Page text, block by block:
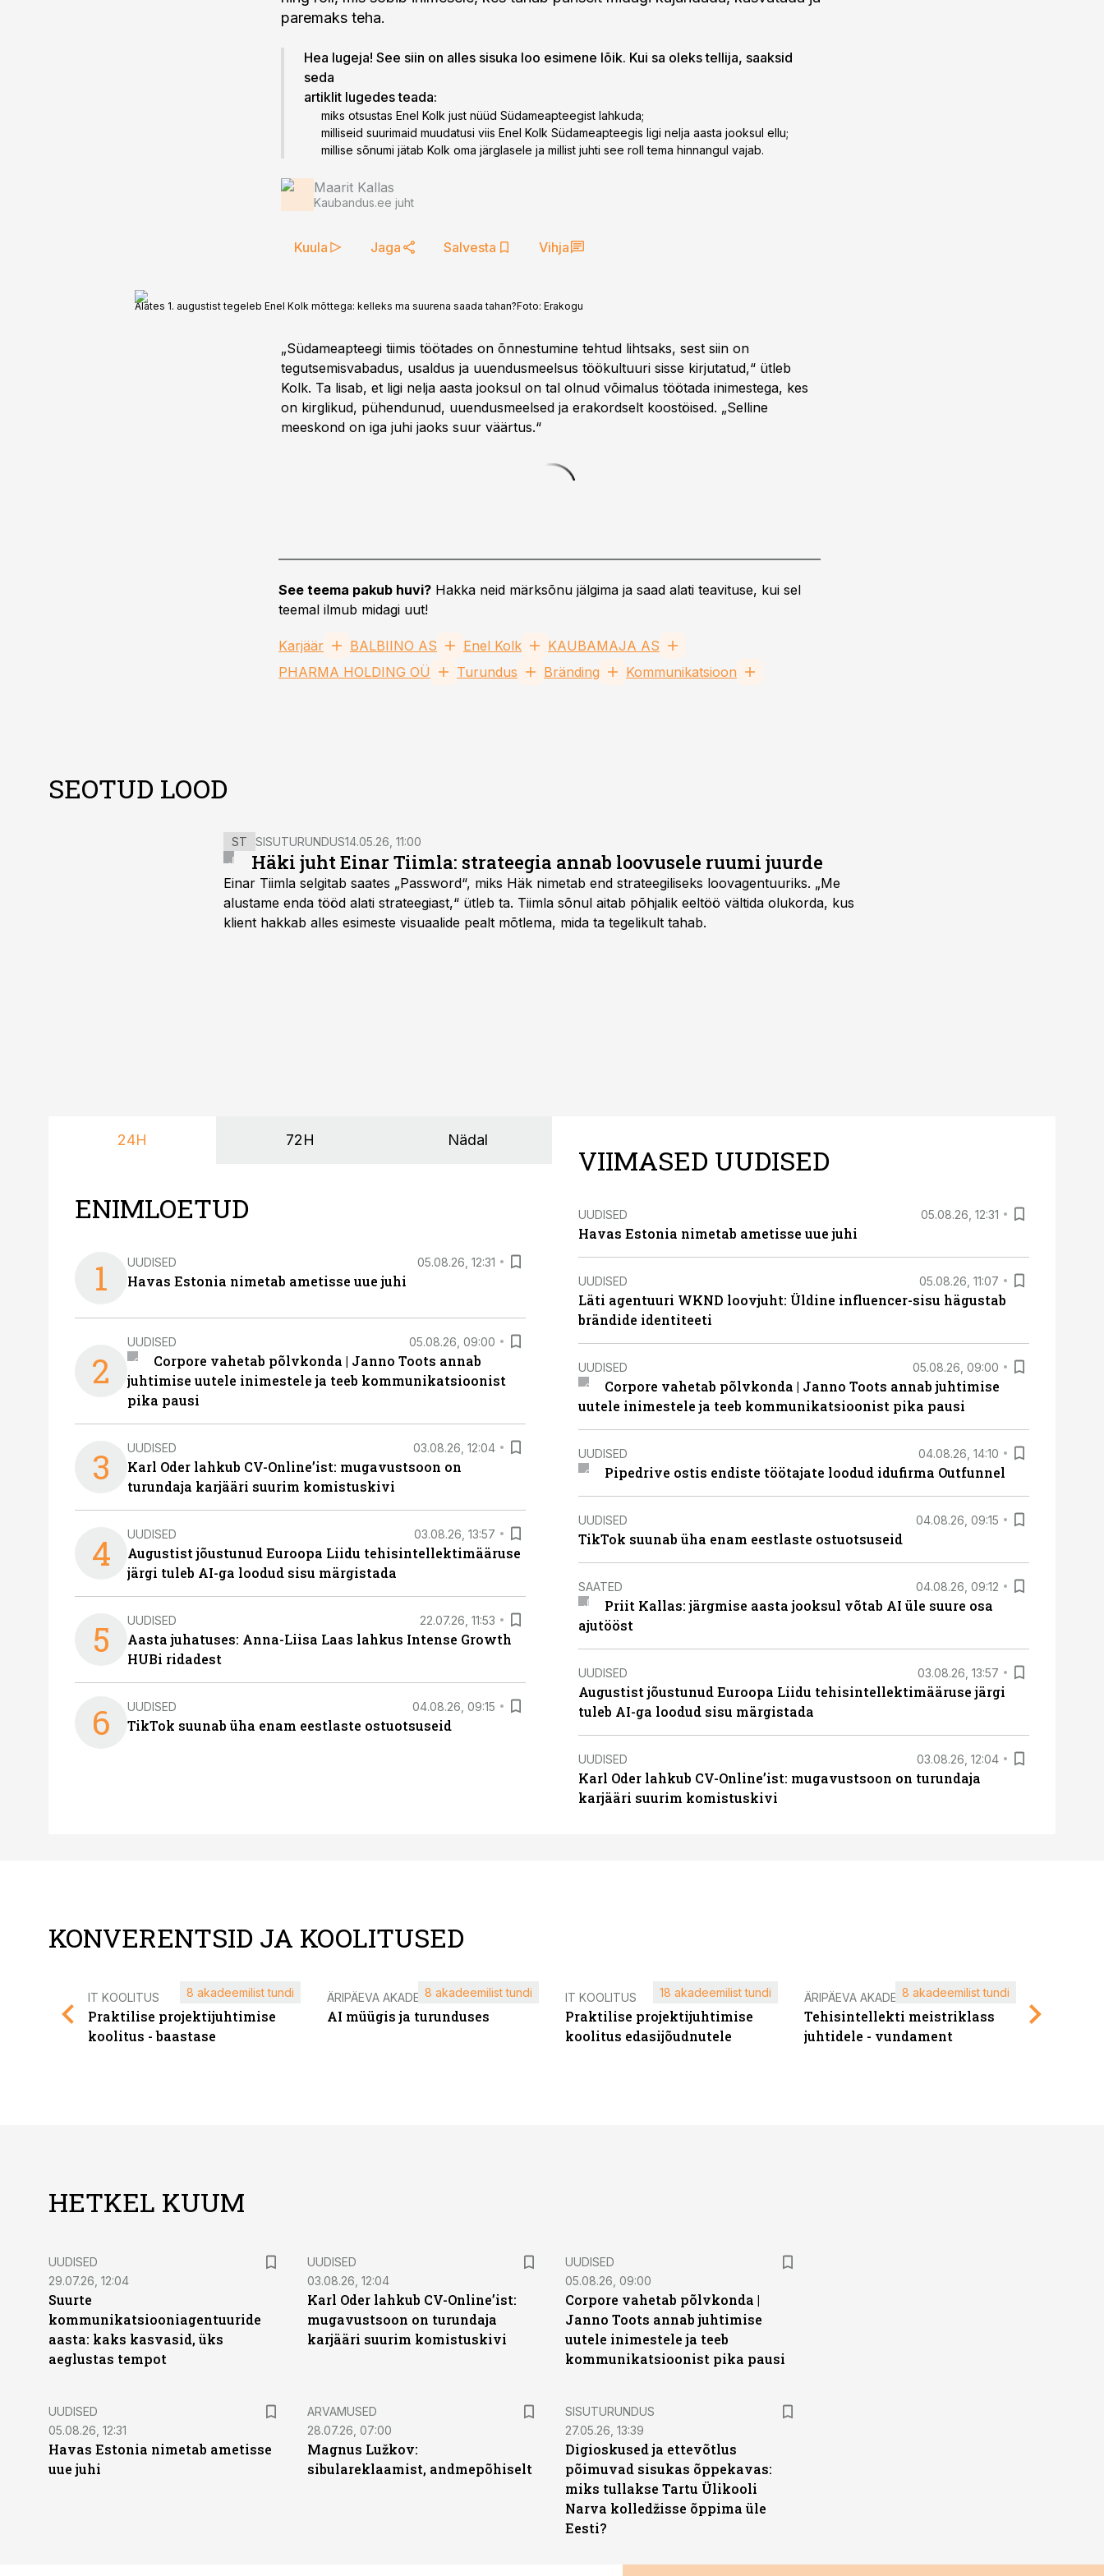
paremaks teha.
Hea lugeja! See siin on alles sisuka loo esimene lõik. Kui sa oleks tellija, saaksid
seda
artiklit lugedes teada:
miks otsustas Enel Kolk just nüüd Südameapteegist lahkuda;
milliseid suurimaid muudatusi viis Enel Kolk Südameapteegis ligi nelja aasta jooksul ellu;
millise sõnumi jätab Kolk oma järglasele ja millist juhti see roll tema hinnangul vajab.
Maarit Kallas
Kaubandus.ee juht
Kuula Jaga Salvesta Vihja
Alates 1. augustist tegeleb Enel Kolk mõttega: kelleks ma suurena saada tahan?Foto: Erakogu
„Südameapteegi tiimis töötades on õnnestumine tehtud lihtsaks, sest siin on
tegutsemisvabadus, usaldus ja uuendusmeelsus töökultuuri sisse kirjutatud,“ ütleb
Kolk. Ta lisab, et ligi nelja aasta jooksul on tal olnud võimalus töötada inimestega, kes
on kirglikud, pühendunud, uuendusmeelsed ja erakordselt koostöised. „Selline
meeskond on iga juhi jaoks suur väärtus.“
See teema pakub huvi? Hakka neid märksõnu jälgima ja saad alati teavituse, kui sel
teemal ilmub midagi uut!
Karjäär BALBIINO AS Enel Kolk
KAUBAMAJA AS
PHARMA HOLDING OÜ
Turundus Bränding Kommunikatsioon
SEOTUD LOOD
ST SISUTURUNDUS14.05.26, 11:00
Häki juht Einar Tiimla: strateegia annab loovusele ruumi juurde
Einar Tiimla selgitab saates „Password“, miks Häk nimetab end strateegiliseks loovagentuuriks. „Me
alustame enda tööd alati strateegiast,“ ütleb ta. Tiimla sõnul aitab põhjalik eeltöö vältida olukorda, kus
klient hakkab alles esimeste visuaalide pealt mõtlema, mida ta tegelikult tahab.
24H 72H Nädal
ENIMLOETUD
1 UUDISED 05.08.26, 12:31
Havas Estonia nimetab ametisse uue juhi
2
UUDISED 05.08.26, 09:00
Corpore vahetab põlvkonda | Janno Toots annab
juhtimise uutele inimestele ja teeb kommunikatsioonist
pika pausi
3 UUDISED 03.08.26, 12:04
Karl Oder lahkub CV-Online’ist: mugavustsoon on
turundaja karjääri suurim komistuskivi
4 UUDISED 03.08.26, 13:57
Augustist jõustunud Euroopa Liidu tehisintellektimääruse
järgi tuleb AI-ga loodud sisu märgistada
5 UUDISED 22.07.26, 11:53
Aasta juhatuses: Anna-Liisa Laas lahkus Intense Growth
HUBi ridadest
6 UUDISED 04.08.26, 09:15
TikTok suunab üha enam eestlaste ostuotsuseid
VIIMASED UUDISED
UUDISED 05.08.26, 12:31
Havas Estonia nimetab ametisse uue juhi
UUDISED 05.08.26, 11:07
Läti agentuuri WKND loovjuht: Üldine influencer-sisu hägustab
brändide identiteeti
UUDISED 05.08.26, 09:00
Corpore vahetab põlvkonda | Janno Toots annab juhtimise
uutele inimestele ja teeb kommunikatsioonist pika pausi
UUDISED 04.08.26, 14:10
Pipedrive ostis endiste töötajate loodud idufirma Outfunnel
UUDISED 04.08.26, 09:15
TikTok suunab üha enam eestlaste ostuotsuseid
SAATED 04.08.26, 09:12
Priit Kallas: järgmise aasta jooksul võtab AI üle suure osa
ajutööst
UUDISED 03.08.26, 13:57
Augustist jõustunud Euroopa Liidu tehisintellektimääruse järgi
tuleb AI-ga loodud sisu märgistada
UUDISED 03.08.26, 12:04
Karl Oder lahkub CV-Online’ist: mugavustsoon on turundaja
karjääri suurim komistuskivi
KONVERENTSID JA KOOLITUSED
IT KOOLITUS
Praktilise projektijuhtimise
koolitus - baastase
8 akadeemilist tundi ÄRIPÄEVA AKADEEMIA
AI müügis ja turunduses
8 akadeemilist tundi IT KOOLITUS
Praktilise projektijuhtimise
koolitus edasijõudnutele
18 akadeemilist tundi ÄRIPÄEVA AKADEEMIA
Tehisintellekti meistriklass
juhtidele - vundament
8 akadeemilist tundi
HETKEL KUUM
UUDISED
29.07.26, 12:04
Suurte
kommunikatsiooniagentuuride
aasta: kaks kasvasid, üks
aeglustas tempot
UUDISED
03.08.26, 12:04
Karl Oder lahkub CV-Online’ist:
mugavustsoon on turundaja
karjääri suurim komistuskivi
UUDISED
05.08.26, 09:00
Corpore vahetab põlvkonda |
Janno Toots annab juhtimise
uutele inimestele ja teeb
kommunikatsioonist pika pausi
UUDISED
05.08.26, 12:31
Havas Estonia nimetab ametisse
uue juhi
ARVAMUSED
28.07.26, 07:00
Magnus Lužkov:
sibulareklaamist, andmepõhiselt
ST
SISUTURUNDUS
27.05.26, 13:39
Digioskused ja ettevõtlus
põimuvad sisukas õppekavas:
miks tullakse Tartu Ülikooli
Narva kolledžisse õppima üle
Eesti?